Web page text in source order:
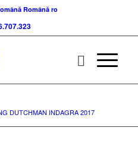
Română ro
DUTCHMAN INDAGRA 2017